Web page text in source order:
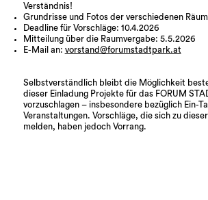
Verständnis!
Grundrisse und Fotos der verschiedenen
Deadline für Vorschläge: 10.4.2026
Mitteilung über die Raumvergabe: 5.5.2026
E-Mail an: vorstand@forumstadtpark.at
Selbstverständlich bleibt die Möglichkeit
dieser Einladung Projekte für das FORUM
vorzuschlagen – insbesondere bezüglich Ein-
Veranstaltungen. Vorschläge, die sich zu
melden, haben jedoch Vorrang.